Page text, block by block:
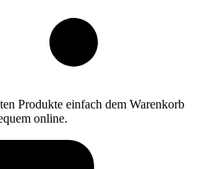
Produkte einfach dem Warenkorb
online.